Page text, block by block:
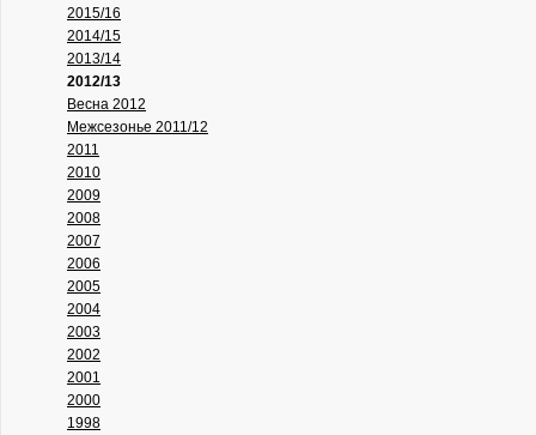
2015/16
2014/15
2013/14
2012/13
Весна 2012
Межсезонье 2011/12
2011
2010
2009
2008
2007
2006
2005
2004
2003
2002
2001
2000
1998